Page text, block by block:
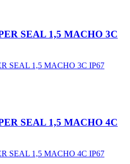
SEAL 1,5 MACHO 3C
SEAL 1,5 MACHO 4C